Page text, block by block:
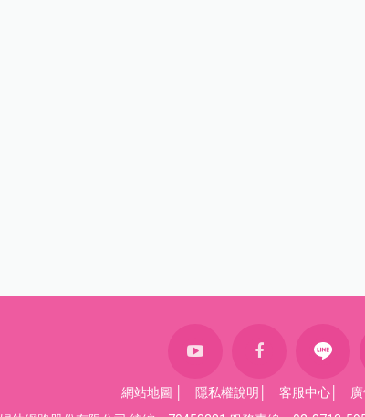
網站地圖 隱私權說明 客服中心